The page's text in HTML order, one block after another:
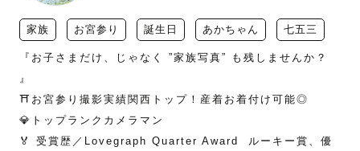
家族 お宮参り 誕生日 あかちゃん 七五三
『お子さまだけ、じゃなく ”家族写真” も残しませんか？
』
⛩お宮参り撮影実績関西トップ！産着お着付け可能◎
💎トップランクカメラマン
🏅 受賞歴／Lovegraph Quarter Award  ルーキー賞、優